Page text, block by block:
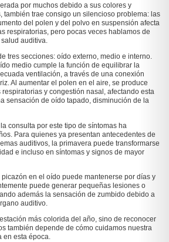
por muchos debido a sus colores y
también trae consigo un silencioso problema: las
del polen y del polvo en suspensión afecta
respiratorias, pero pocas veces hablamos de
auditiva.
tres secciones: oído externo, medio e interno.
medio cumple la función de equilibrar la
ventilación, a través de una conexión
Al aumentar el polen en el aire, se produce
y congestión nasal, afectando esta
sensación de oído tapado, disminución de la
consulta por este tipo de síntomas ha
Para quienes ya presentan antecedentes de
auditivos, la primavera puede transformarse
e incluso en síntomas y signos de mayor
en el oído puede mantenerse por días y
puede generar pequeñas lesiones o
además la sensación de zumbido debido a
auditivo.
más colorida del año, sino de reconocer
también depende de cómo cuidamos nuestra
en esta época.